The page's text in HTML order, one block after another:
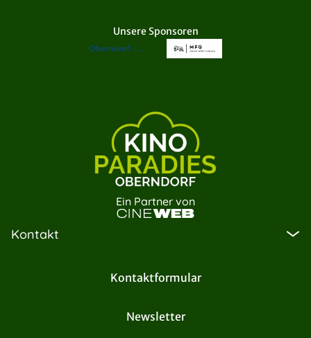
Unsere Sponsoren
Ein Partner von
Kontakt
Kontaktformular
Newsletter